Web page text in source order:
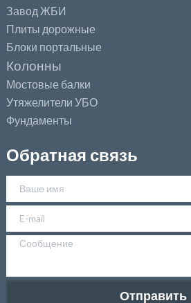
Завод ЖБИ
Плиты дорожные
Блоки портальные
Колонны
Мостовые балки
Утяжелители УБО
Фундаменты
Обратная связь